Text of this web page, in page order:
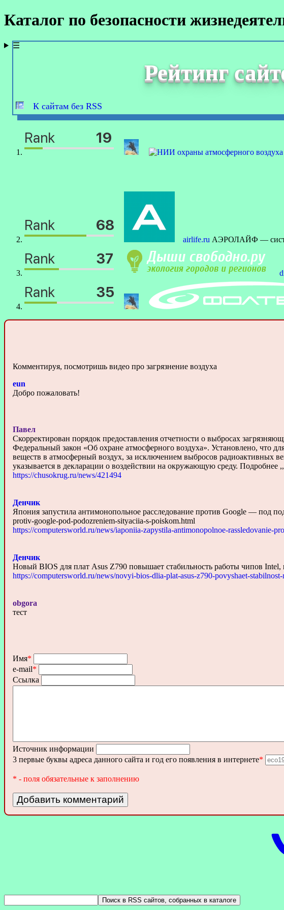
Каталог по безопасности
☰
Рейтинг
К сайтам без RSS
airlife.ru АЭРОЛАЙФ —
Комментируя, посмотришь видео про загрязнение воздуха
eun
Добро пожаловать!
Павел
Скорректирован порядок предоставления отчетности о выбросах
Федеральный закон «Об охране атмосферного воздуха». Установлено, что
веществ в атмосферный воздух, за исключением выбросов радиоактивных
указывается в декларации о воздействии на окружающую среду. Подробнее
https://chusokrug.ru/news/421494
Денчик
Япония запустила антимонопольное расследование против Google — под
protiv-google-pod-podozreniem-sityaciia-s-poiskom.html
https://computersworld.ru/news/iaponiia-zapystila-antimonopolnoe-rassledovanie-
Денчик
Новый BIOS для плат Asus Z790 повышает стабильность работы чипов Intel,
https://computersworld.ru/news/novyi-bios-dlia-plat-asus-z790-povyshaet-
obgora
тест
Имя*
e-mail*
Ссылка
Источник информации
3 первые буквы адреса данного сайта и год его появления в интернете*
* - поля обязательные к заполнению